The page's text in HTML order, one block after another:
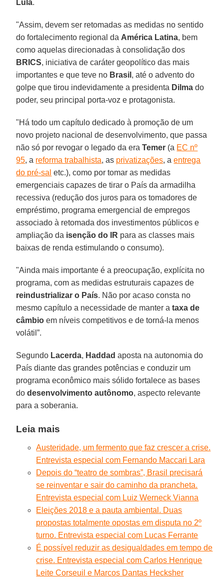
Lula.
"Assim, devem ser retomadas as medidas no sentido
do fortalecimento regional da América Latina, bem
como aquelas direcionadas à consolidação dos
BRICS, iniciativa de caráter geopolítico das mais
importantes e que teve no Brasil , até o advento do
golpe que tirou indevidamente a presidenta Dilma do
poder, seu principal porta-voz e protagonista.
"Há todo um capítulo dedicado à promoção de um
novo projeto nacional de desenvolvimento, que passa
não só por revogar o legado da eraTemer (a EC nº
95, a reforma trabalhista, as privatizações, aentrega
do pré-sal etc.), como por tomar as medidas
emergenciais capazes de tirar o País da armadilha
recessiva (redução dos juros para os tomadores de
empréstimo, programa emergencial de empregos
associado à retomada dos investimentos públicos e
ampliação da isenção do IR para as classes mais
baixas de renda estimulando o consumo).
"Ainda mais importante é a preocupação, explícita no
programa, com as medidas estruturais capazes de
reindustrializar o País. Não por acaso consta no
mesmo capítulo a necessidade de manter ataxa de
câmbio em níveis competitivos e de torná-la menos
volátil”.
Segundo Lacerda, Haddad aposta na autonomia do
País diante das grandes potências e conduzir um
programa econômico mais sólido fortalece as bases
dodesenvolvimento autônomo, aspecto relevante
para a soberania.
Leia mais
Austeridade, um fermento que faz crescer a crise.
Entrevista especial com Fernando Maccari Lara
Depois do “teatro de sombras”, Brasil precisará
se reinventar e sair do caminho da prancheta.
Entrevista especial com Luiz Werneck Vianna
Eleições 2018 e a pauta ambiental. Duas
propostas totalmente opostas em disputa no 2º
turno. Entrevista especial com Lucas Ferrante
É possível reduzir as desigualdades em tempo de
crise. Entrevista especial com Carlos Henrique
Leite Corseuil e Marcos Dantas Hecksher